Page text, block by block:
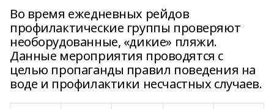
Во время ежедневных рейдов
профилактические группы проверяют
необорудованные, «дикие» пляжи.
Данные мероприятия проводятся с
целью пропаганды правил поведения на
воде и профилактики несчастных случаев.